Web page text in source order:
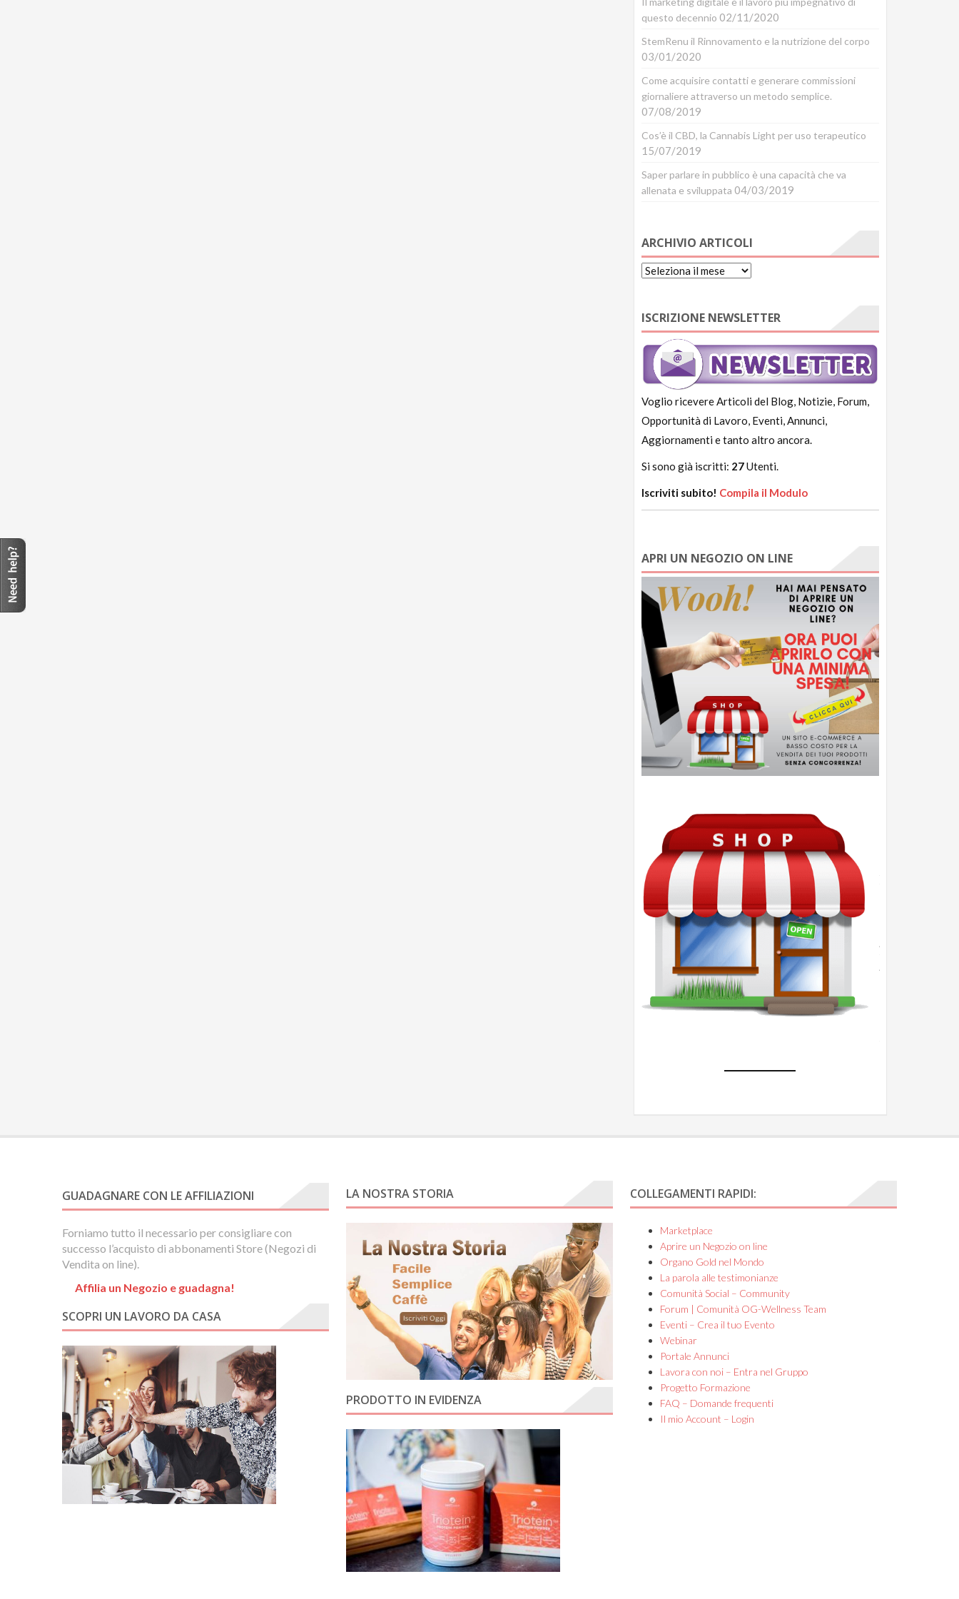
questo decennio 02/11/2020
StemRenu il Rinnovamento e la nutrizione del corpo
03/01/2020
Come acquisire contatti e generare commissioni
giornaliere attraverso un metodo semplice.
07/08/2019
Cos’è il CBD, la Cannabis Light per uso terapeutico
15/07/2019
Saper parlare in pubblico è una capacità che va
allenata e sviluppata 04/03/2019
ARCHIVIO ARTICOLI
Archivio
ISCRIZIONE NEWSLETTER
Voglio ricevere Articoli del Blog, Notizie, Forum,
Opportunità di Lavoro, Eventi, Annunci,
Aggiornamenti e tanto altro ancora.
Si sono già iscritti: 27Utenti.
Iscriviti subito! Compila il Modulo
APRI UN NEGOZIO ON LINE
Apri
GUADAGNARE CON LE AFFILIAZIONI
Forniamo tutto il necessario per consigliare con
successo l’acquisto di abbonamenti Store (Negozi di
Vendita on line).
Affilia un Negozio e guadagna!
SCOPRI UN LAVORO DA CASA
LA NOSTRA STORIA
PRODOTTO IN EVIDENZA
COLLEGAMENTI RAPIDI:
Marketplace
Aprire un Negozio on line
Organo Gold nel Mondo
La parola alle testimonianze
Comunità Social – Community
Forum | Comunità OG-Wellness Team
Eventi – Crea il tuo Evento
Webinar
Portale Annunci
Lavora con noi – Entra nel Gruppo
Progetto Formazione
FAQ – Domande frequenti
Il mio Account – Login